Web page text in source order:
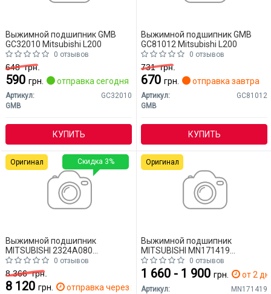
Выжимной подшипник GMB
GC32010 Mitsubishi L200
0 отзывов
648грн.
590 грн. отправка сегодня
Артикул:
GC32010
GMB
КУПИТЬ
Выжимной подшипник GMB
GC81012 Mitsubishi L200
0 отзывов
731грн.
670 грн. отправка завтра
Артикул:
GC81012
GMB
КУПИТЬ
Выжимной подшипник
MITSUBISHI 2324A080
Mitsubishi L2000 отзывов
8 366грн.
8 120 грн. отправка через 2 дн.
Скидка 3%
Оригинал
Выжимной подшипник
MITSUBISHI MN171419
Mitsubishi L2000 отзывов
1 660 - 1 900 грн. от 2 дн.
Артикул:
MN171419
Оригинал